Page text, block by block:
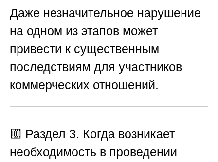
Даже незначительное нарушение
на одном из этапов может
привести к существенным
последствиям для участников
коммерческих отношений.
🟨 Раздел 3. Когда возникает
необходимость в проведении